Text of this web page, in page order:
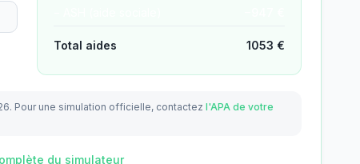
Total aides 1053 €
Pour une simulation officielle, contactez l'APA de votre
du simulateur